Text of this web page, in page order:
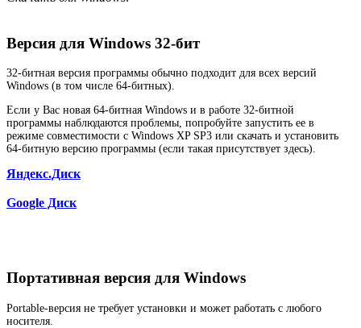
Версия для Windows 32-бит
32-битная версия программы обычно подходит для всех версий
Windows (в том числе 64-битных).
Если у Вас новая 64-битная Windows и в работе 32-битной
программы наблюдаются проблемы, попробуйте запустить ее в
режиме совместимости с Windows XP SP3 или скачать и установить
64-битную версию программы (если такая присутствует здесь).
Яндекс.Диск
Google Диск
Портативная версия для Windows
Portable-версия не требует установки и может работать с любого
носителя.